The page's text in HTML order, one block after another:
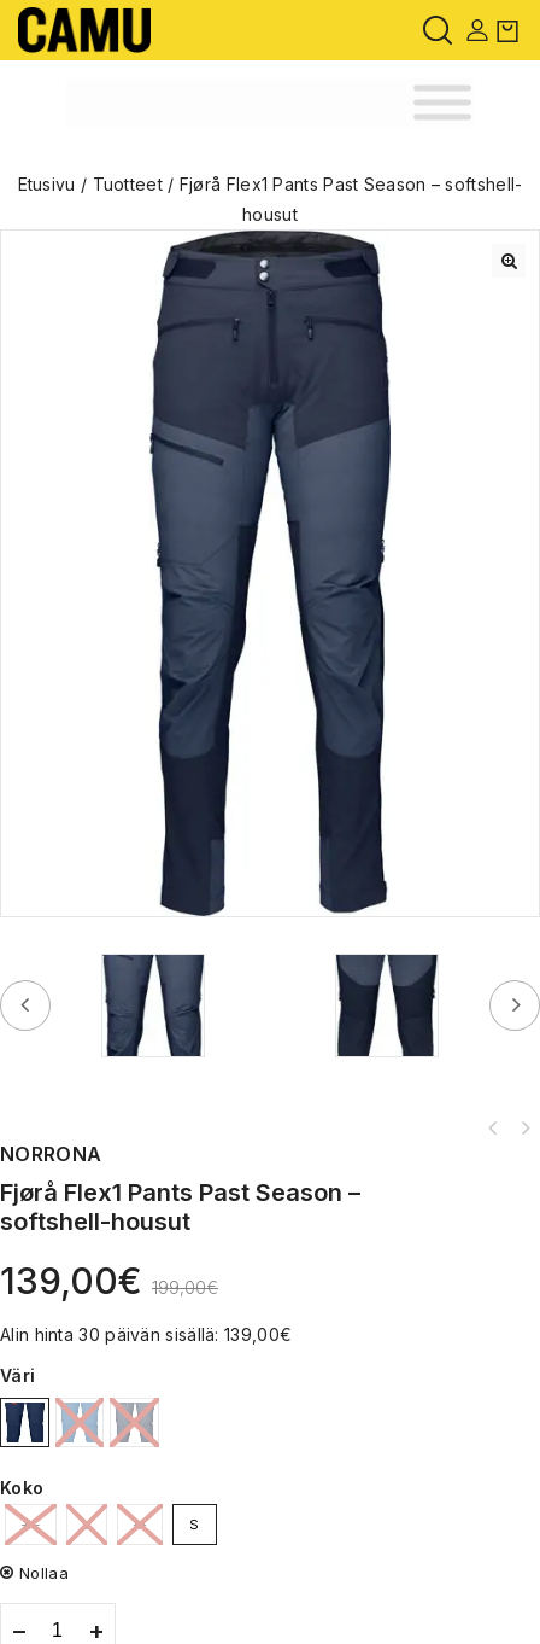
Etusivu / Tuotteet/ Fjørå Flex1 Pants Past Season – softshell-
housut
NORRONA
Fjørå Flex1 Pants Past Season –
softshell-housut
139,00€ 199,00€
Alin hinta 30 päivän sisällä:139,00€
Väri
Koko
XL L M S
Nollaa